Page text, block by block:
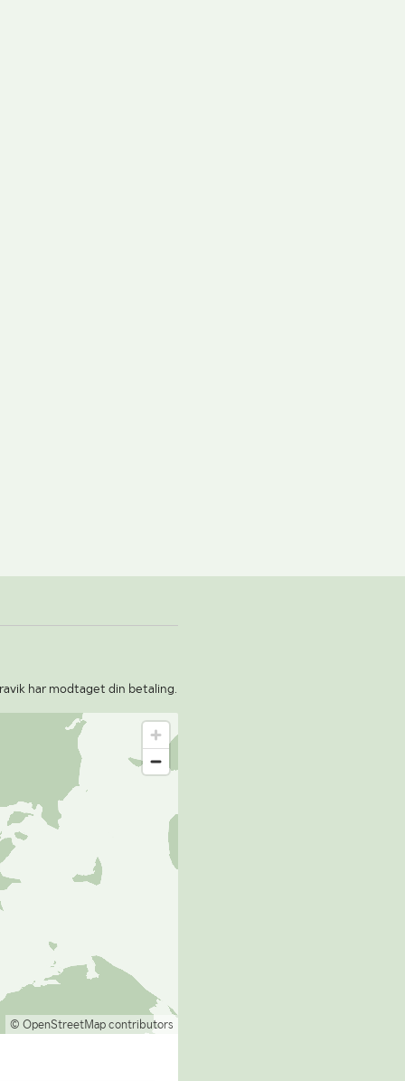
har modtaget din betaling.
© OpenStreetMap contributors